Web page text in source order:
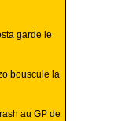
garde le
bouscule la
au GP de